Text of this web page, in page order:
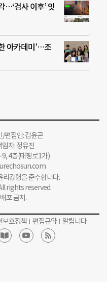
…‘검사 이후’ 잇
아카데미’…조
편집인: 김윤곤
자: 정유진
4층(태평로1가)
리강령을 준수합니다.
rights reserved.
포 금지.
보호정책 편집규약 알립니다